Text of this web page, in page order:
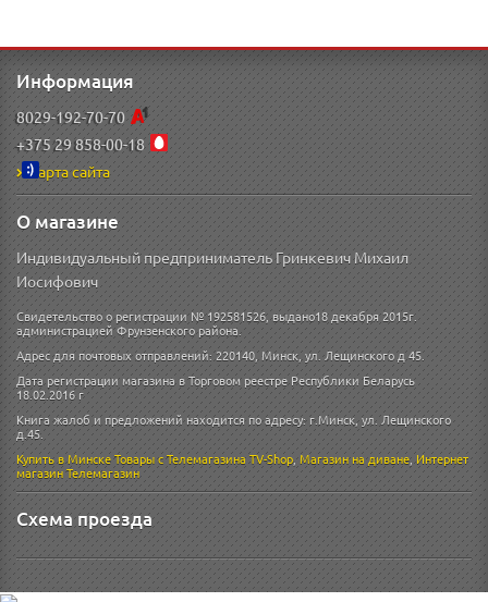
Информация
8029-192-70-70
+375 29 858-00-18
Карта сайта
О магазине
Индивидуальный предприниматель Гринкевич Михаил
Иосифович
Свидетельство о регистрации № 192581526, выдано18 декабря 2015г.
администрацией Фрунзенского района.
Адрес для почтовых отправлений: 220140, Минск, ул. Лещинского д 45.
Дата регистрации магазина в Торговом реестре Республики Беларусь
18.02.2016 г
Книга жалоб и предложений находится по адресу: г.Минск, ул. Лещинского
д.45.
Купить в МинскеТовары с Телемагазина TV-Shop,Магазин на диване,Интернет
магазинТелемагазин
Схема проезда